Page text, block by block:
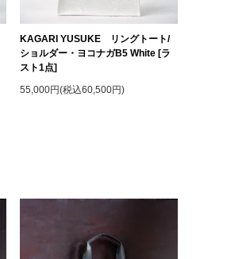
KAGARI YUSUKE リングトート/
ショルダー・ヨコナガB5 White [ラ
スト1点]
55,000円(税込60,500円)